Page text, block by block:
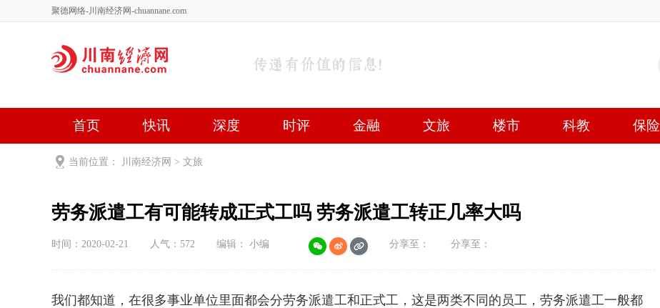
聚德网络-川南经济网-chuannane.com
首页 快讯 深度 时评 金融 文旅 楼市 科教 保险
健康 文艺
当前位置： 川南经济网 > 文旅
劳务派遣工有可能转成正式工吗 劳务派遣工转正几率大吗
时间：2020-02-21 人气： 572 编辑： 小编 分享至： 分享至：
我们都知道，在很多事业单位里面都会分劳务派遣工和正式工，这是两类不同的员工，劳务派遣工一般都